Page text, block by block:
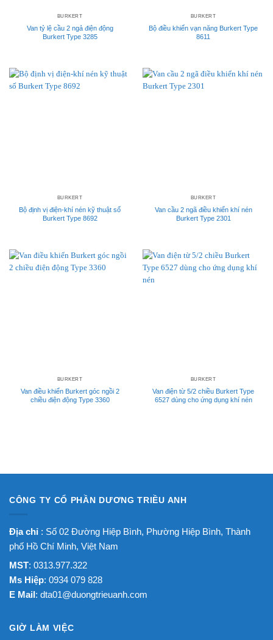
BURKERT
Van tỷ lệ cầu 2 ngả điện động
Burkert Type 3285
BURKERT
Bộ điều khiển vạn năng Burkert Type
8611
BURKERT
Bộ định vị điện-khí nén kỹ thuật số
Burkert Type 8692
BURKERT
Van cầu 2 ngã điều khiển khí nén
Burkert Type 2301
BURKERT
Van điều khiển Burkert góc ngồi 2
chiều điện động Type 3360
BURKERT
Van điện từ 5/2 chiều Burkert Type
6527 dùng cho ứng dụng khí nén
CÔNG TY CỔ PHẦN DƯƠNG TRIỀU ANH
Địa chỉ : Số 02 Đường Hiệp Bình, Phường Hiệp Bình, Thành
phố Hồ Chí Minh, Việt Nam
MST: 0313.977.322
Ms Hiệp: 0934 079 828
E Mail: dta01@duongtrieuanh.com
GIỜ LÀM VIỆC